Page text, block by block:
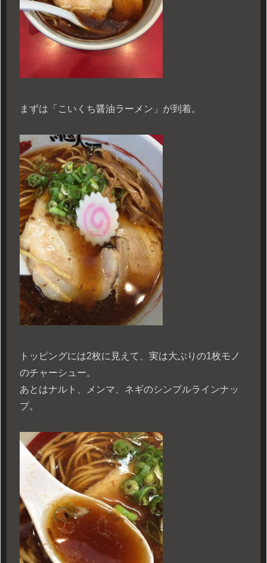
まずは「こいくち醤油ラーメン」が到着。
トッピングには2枚に見えて、実は大ぶりの1枚モノ
のチャーシュー。
あとはナルト、メンマ、ネギのシンプルラインナッ
プ。